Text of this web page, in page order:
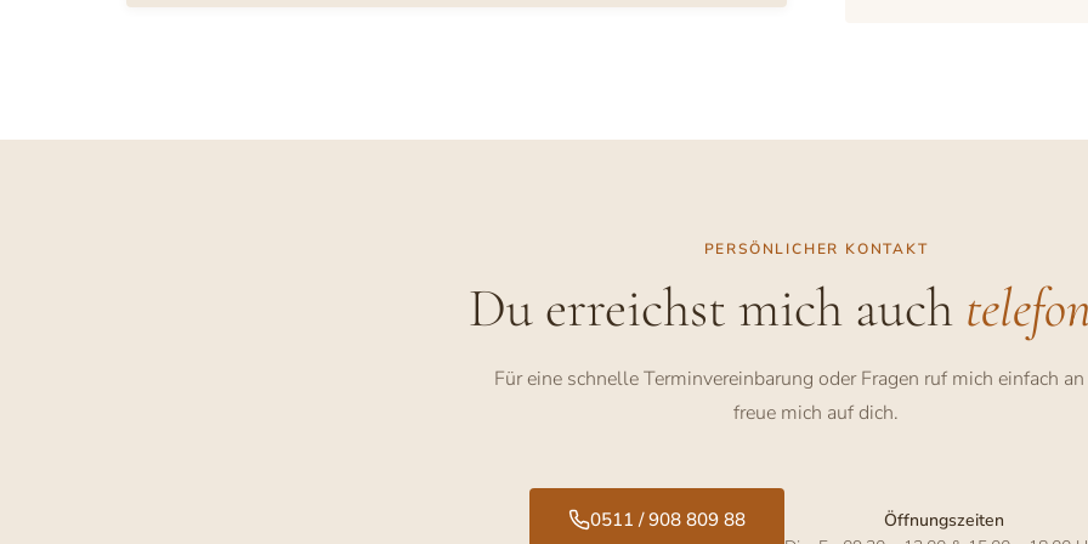
PERSÖNLICHER KONTAKT
Du erreichst mich auch
Für eine schnelle Terminvereinbarung oder Fragen ruf mich einfach
freue mich auf dich.
0511 / 908 809 88
Öffnungszeiten